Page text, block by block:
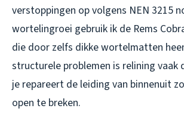
verstoppingen op volgens NEN 3215
wortelingroei gebruik ik de Rems
die door zelfs dikke wortelmatten
structurele problemen is relining vaak
je repareert de leiding van binnenuit
open te breken.